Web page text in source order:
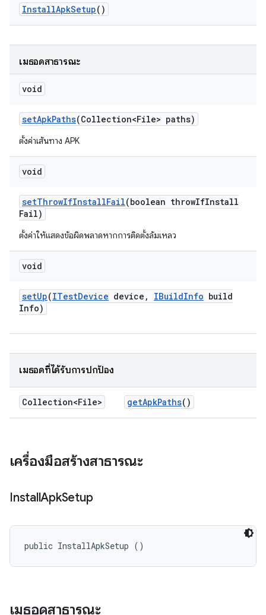
InstallApkSetup()
เมธอดสาธารณะ
void
setApkPaths(Collection<File> paths)
ตั้งค่าเส้นทาง APK
void
setThrowIfInstallFail(boolean throwIfInstall
Fail)
ตั้งค่าให้แสดงข้อผิดพลาดหากการติดตั้งล้มเหลว
void
setUp(ITestDevice device , IBuildInfo build
Info)
เมธอดที่ได้รับการปกป้อง
Collection<File> getApkPaths()
เครื่องมือสร้างสาธารณะ
InstallApkSetup
public InstallApkSetup ()
เมธอดสาธารณะ